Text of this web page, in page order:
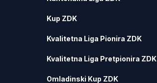
Kup ZDK
Kvalitetna Liga Pionira ZDK
Kvalitetna Liga Pretpionira ZDK
Omladinski Kup ZDK